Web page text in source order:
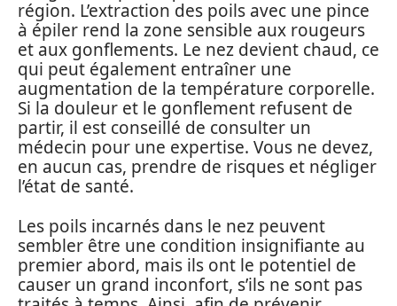
région. L’extraction des poils avec une pince
à épiler rend la zone sensible aux rougeurs
et aux gonflements. Le nez devient chaud, ce
qui peut également entraîner une
augmentation de la température corporelle.
Si la douleur et le gonflement refusent de
partir, il est conseillé de consulter un
médecin pour une expertise. Vous ne devez,
en aucun cas, prendre de risques et négliger
l’état de santé.
Les poils incarnés dans le nez peuvent
sembler être une condition insignifiante au
premier abord, mais ils ont le potentiel de
causer un grand inconfort, s’ils ne sont pas